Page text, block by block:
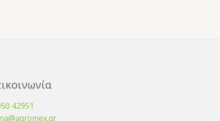
42951